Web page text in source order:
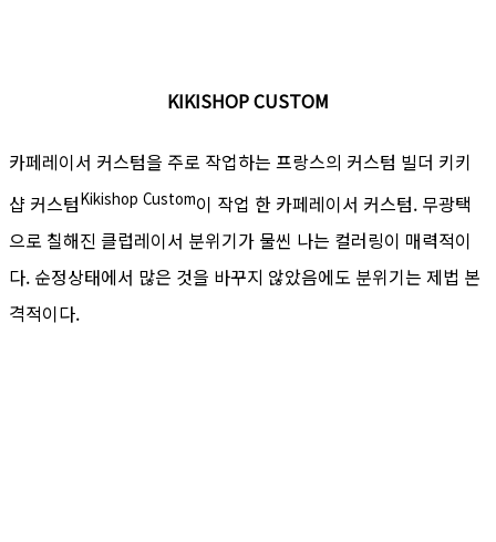
KIKISHOP CUSTOM
카페레이서 커스텀을 주로 작업하는 프랑스의 커스텀 빌더 키키
샵 커스텀Kikishop Custom이 작업 한 카페레이서 커스텀. 무광택
으로 칠해진 클럽레이서 분위기가 물씬 나는 컬러링이 매력적이
다. 순정상태에서 많은 것을 바꾸지 않았음에도 분위기는 제법 본
격적이다.